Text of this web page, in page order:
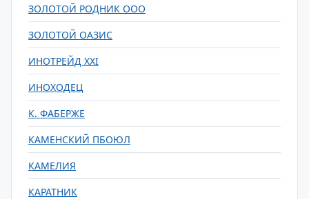
ЗОЛОТОЙ РОДНИК ООО
ЗОЛОТОЙ ОАЗИС
ИНОТРЕЙД XXI
ИНОХОДЕЦ
К. ФАБЕРЖЕ
КАМЕНСКИЙ ПБОЮЛ
КАМЕЛИЯ
КАРАТНИК